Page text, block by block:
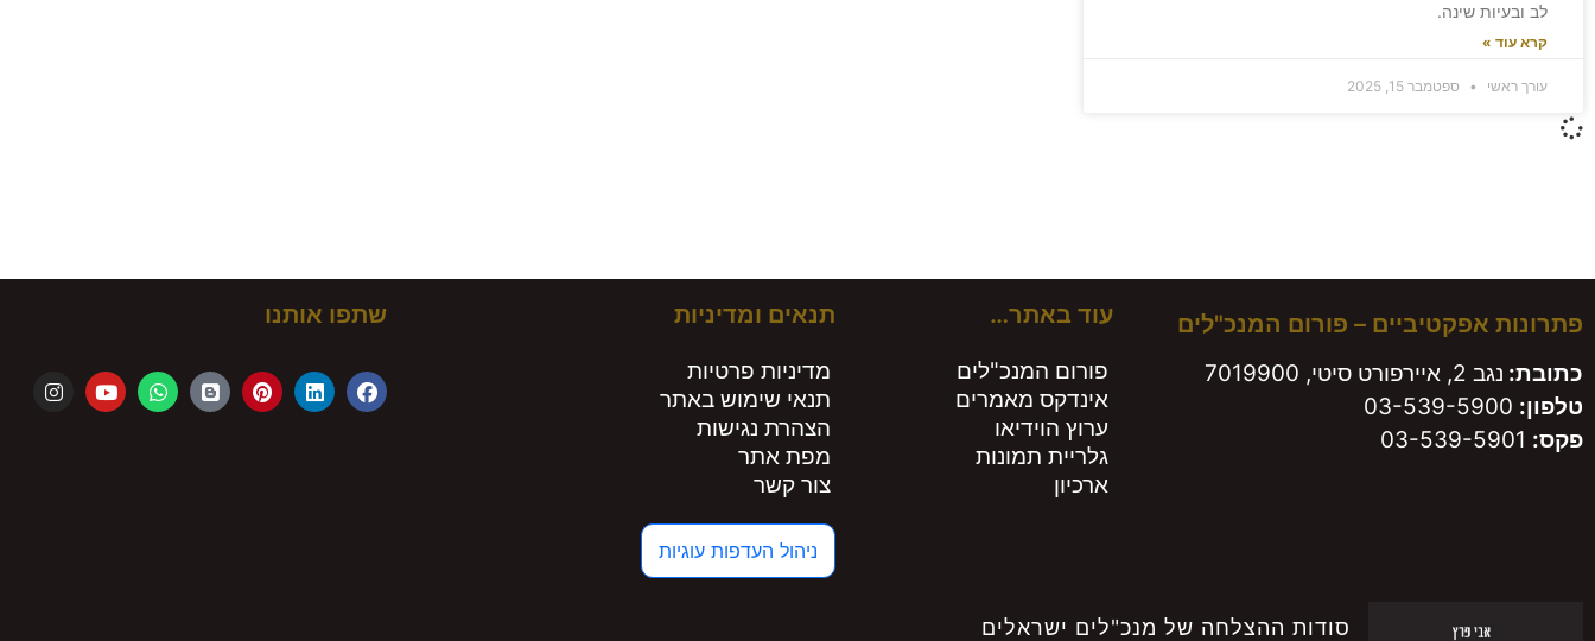
לב ובעיות שינה.
קרא עוד »
עורך ראשי ספטמבר 15, 2025
משאירים חותם!
פתרונות אפקטיביים – פורום המנכ"לים
כתובת: נגב 2, איירפורט סיטי, 7019900
טלפון: 03-539-5900
פקס:
עוד באתר…
פורום המנכ"לים
אינדקס מאמרים
ערוץ הוידיאו
גלריית תמונות
ארכיון
תנאים ומדיניות
מדיניות פרטיות
תנאי שימוש באתר
הצהרת נגישות
מפת אתר
צור קשר
ניהול העדפות עוגיות
שתפו אותנו
סודות ההצלחה של מנכ"לים ישראלים